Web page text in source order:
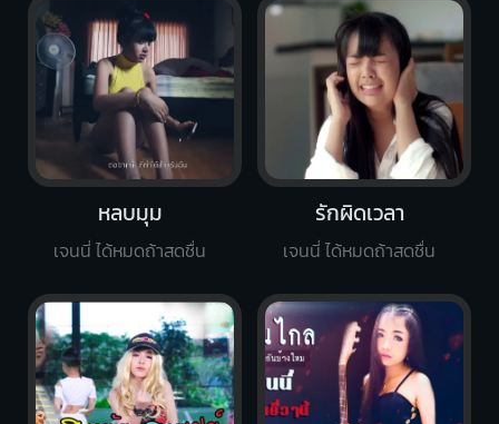
รักผิดเวลา
เจนนี่ ได้หมดถ้าสดชื่น
หลบมุม
เจนนี่ ได้หมดถ้าสดชื่น